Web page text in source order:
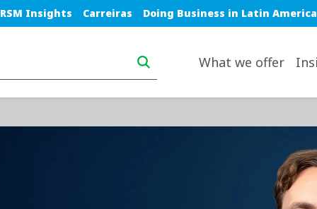
top nav
RSM Insights Carreiras Doing Business in Latin America
What we offer